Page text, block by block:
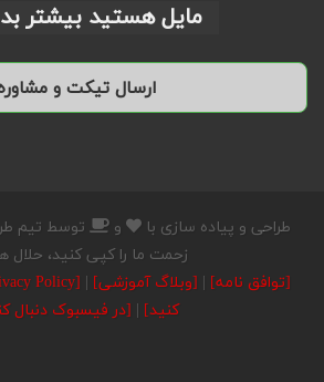
مایل هستید بیشتر
طراحی و پیاده سازی با و
توسط تیم
زحمت ما را کپی کنید،
[توافق نامه] | [وبلاگ آموزشی] |
[Privacy Policy]
کنید] | [در فیسبوک دنبال